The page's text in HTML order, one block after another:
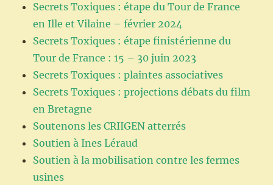
Secrets Toxiques : étape du Tour de France
en Ille et Vilaine – février 2024
Secrets Toxiques : étape finistérienne du
Tour de France : 15 – 30 juin 2023
Secrets Toxiques : plaintes associatives
Secrets Toxiques : projections débats du film
en Bretagne
Soutenons les CRIIGEN atterrés
Soutien à Ines Léraud
Soutien à la mobilisation contre les fermes
usines